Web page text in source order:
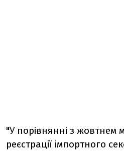
"У порівнянні з жовтнем
реєстрації імпортного